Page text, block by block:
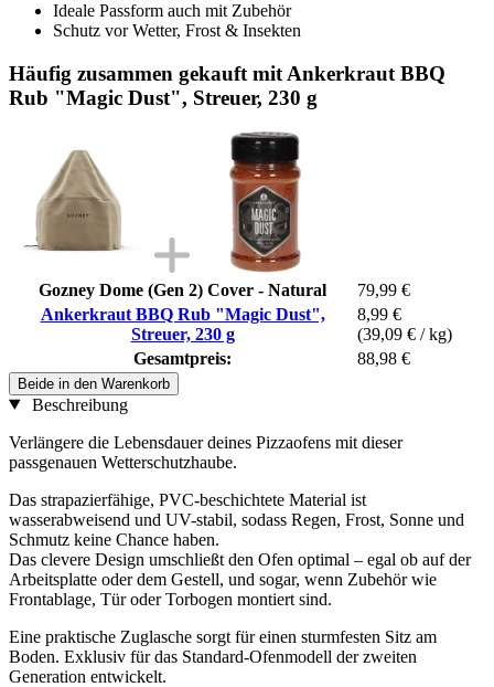
Ideale Passform auch mit Zubehör
Schutz vor Wetter, Frost & Insekten
Häufig zusammen gekauft mit Ankerkraut BBQ
Rub "Magic Dust", Streuer, 230 g
Gozney Dome (Gen 2) Cover - Natural
79,99 €
Ankerkraut BBQ Rub "Magic Dust",
Streuer, 230 g
8,99 €
(39,09 € / kg)
Gesamtpreis:
88,98 €
Beide in den Warenkorb
Beschreibung
Verlängere die Lebensdauer deines Pizzaofens mit dieser
passgenauen Wetterschutzhaube.
Das strapazierfähige, PVC-beschichtete Material ist
wasserabweisend und UV-stabil, sodass Regen, Frost, Sonne und
Schmutz keine Chance haben.
Das clevere Design umschließt den Ofen optimal – egal ob auf der
Arbeitsplatte oder dem Gestell, und sogar, wenn Zubehör wie
Frontablage, Tür oder Torbogen montiert sind.
Eine praktische Zuglasche sorgt für einen sturmfesten Sitz am
Boden. Exklusiv für das Standard-Ofenmodell der zweiten
Generation entwickelt.